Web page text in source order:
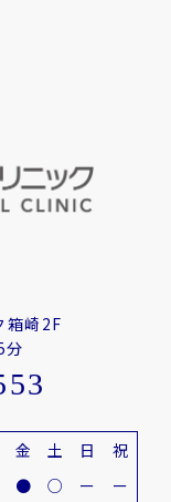
箱崎2F
分
金 土 日
祝
● ○ ー ー